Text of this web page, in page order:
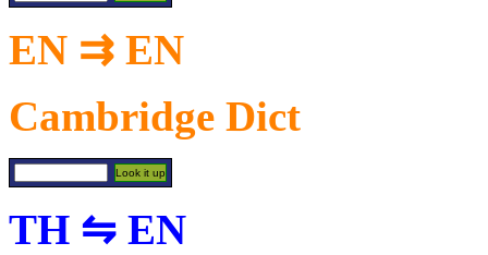
EN ⇉ EN
Cambridge Dict
TH ⇋ EN